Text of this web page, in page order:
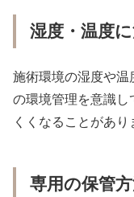
湿度・温度
施術環境の湿度や温
の環境管理を意識し
くくなることがあり
専用の保管